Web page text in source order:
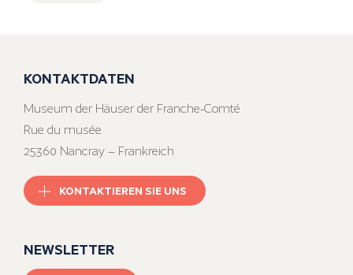
KONTAKTDATEN
Museum der Häuser der Franche-Comté
Rue du musée
25360 Nancray – Frankreich
KONTAKTIEREN SIE UNS
NEWSLETTER